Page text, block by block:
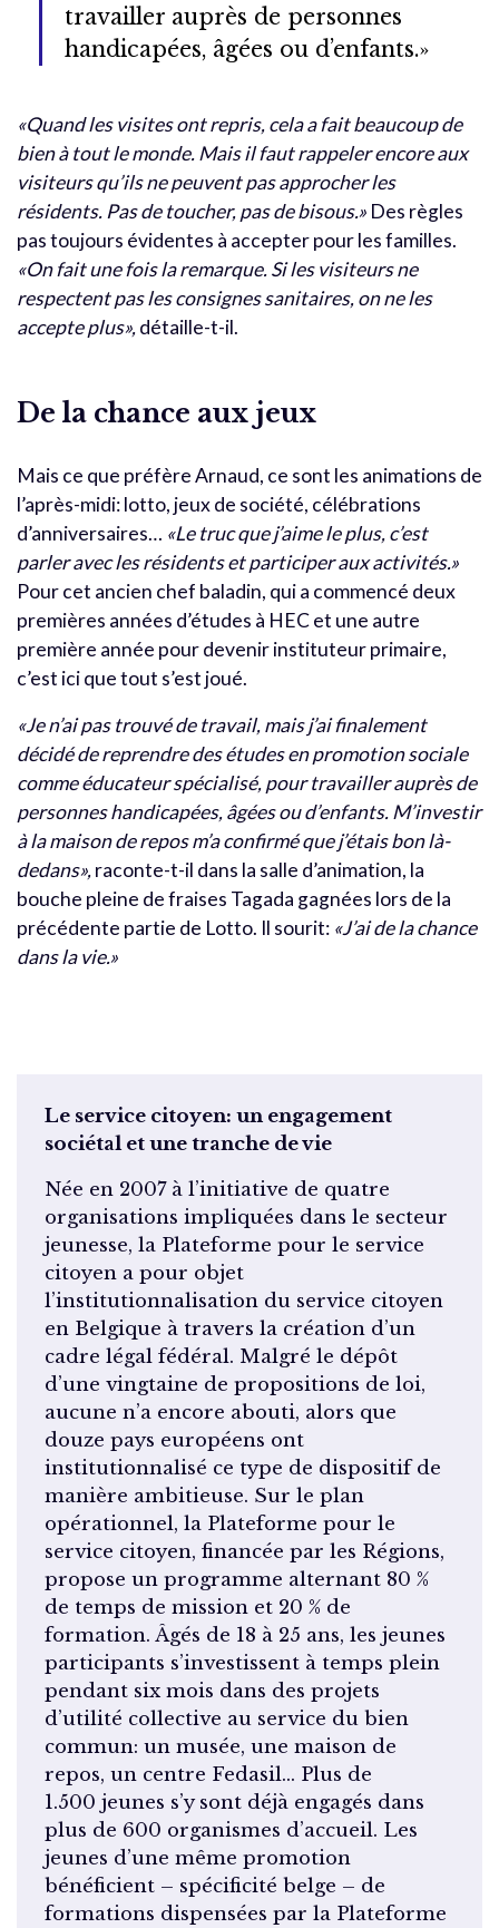
travailler auprès de personnes
handicapées, âgées ou d’enfants.»
«Quand les visites ont repris, cela a fait beaucoup de
bien à tout le monde. Mais il faut rappeler encore aux
visiteurs qu’ils ne peuvent pas approcher les
résidents. Pas de toucher, pas de bisous.» Des règles
pas toujours évidentes à accepter pour les familles.
«On fait une fois la remarque. Si les visiteurs ne
respectent pas les consignes sanitaires, on ne les
accepte plus»,détaille-t-il.
De la chance aux jeux
Mais ce que préfère Arnaud, ce sont les animations de
l’après-midi: lotto, jeux de société, célébrations
d’anniversaires… «Le truc que j’aime le plus, c’est
parler avec les résidents et participer aux activités.»
Pour cet ancien chef baladin, qui a commencé deux
premières années d’études à HEC et une autre
première année pour devenir instituteur primaire,
c’est ici que tout s’est joué.
«Je n’ai pas trouvé de travail, mais j’ai finalement
décidé de reprendre des études en promotion sociale
comme éducateur spécialisé, pour travailler auprès de
personnes handicapées, âgées ou d’enfants. M’investir
à la maison de repos m’a confirmé que j’étais bon là-
dedans»,raconte-t-il dans la salle d’animation, la
bouche pleine de fraises Tagada gagnées lors de la
précédente partie de Lotto. Il sourit: «J’ai de la chance
dans la vie.»
Le service citoyen: un engagement
sociétal et une tranche de vie
Née en 2007 à l’initiative de quatre
organisations impliquées dans le secteur
jeunesse, la Plateforme pour le service
citoyen a pour objet
l’institutionnalisation du service citoyen
en Belgique à travers la création d’un
cadre légal fédéral. Malgré le dépôt
d’une vingtaine de propositions de loi,
aucune n’a encore abouti, alors que
douze pays européens ont
institutionnalisé ce type de dispositif de
manière ambitieuse. Sur le plan
opérationnel, la Plateforme pour le
service citoyen, financée par les Régions,
propose un programme alternant 80 %
de temps de mission et 20 % de
formation. Âgés de 18 à 25 ans, les jeunes
participants s’investissent à temps plein
pendant six mois dans des projets
d’utilité collective au service du bien
commun: un musée, une maison de
repos, un centre Fedasil… Plus de
1.500 jeunes s’y sont déjà engagés dans
plus de 600 organismes d’accueil. Les
jeunes d’une même promotion
bénéficient – spécificité belge – de
formations dispensées par la Plateforme